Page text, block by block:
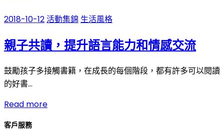
2018-10-12活動集錦 生活風格
親子共讀，提升語言能力和情感交流
鼓勵孩子多接觸書籍，在成長的每個階段，都有許多可以閱讀
的好書…
Read more
客戶服務